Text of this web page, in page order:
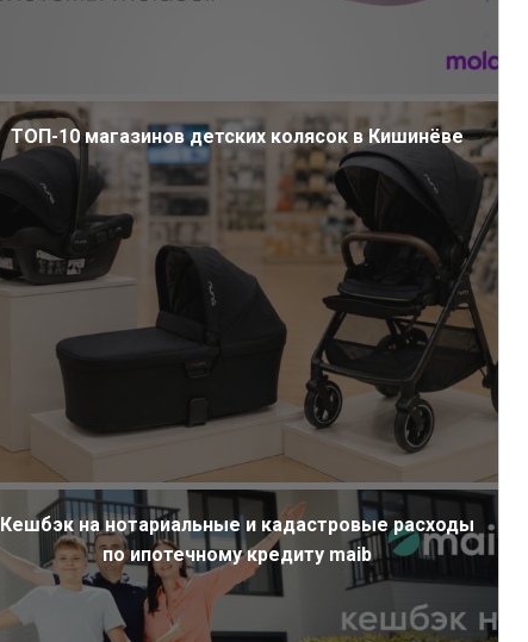
ТОП-10 магазинов детских колясок в Кишинёве
Кешбэк на нотариальные и кадастровые расходы
по ипотечному кредиту maib